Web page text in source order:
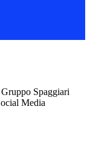
Spaggiari
Media